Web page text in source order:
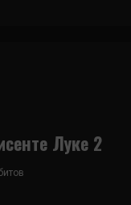
Луке 2